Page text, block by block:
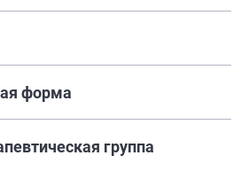
форма
группа